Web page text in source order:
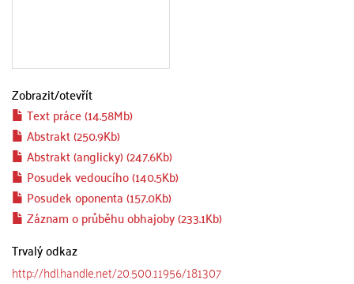
Zobrazit/otevřít
Text práce (14.58Mb)
Abstrakt (250.9Kb)
Abstrakt (anglicky) (247.6Kb)
Posudek vedoucího (140.5Kb)
Posudek oponenta (157.0Kb)
Záznam o průběhu obhajoby (233.1Kb)
Trvalý odkaz
http://hdl.handle.net/20.500.11956/181307